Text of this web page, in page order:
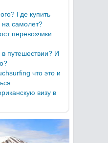
Где купить
самолет?
перевозчики
в путешествии? И
что это и
визу в